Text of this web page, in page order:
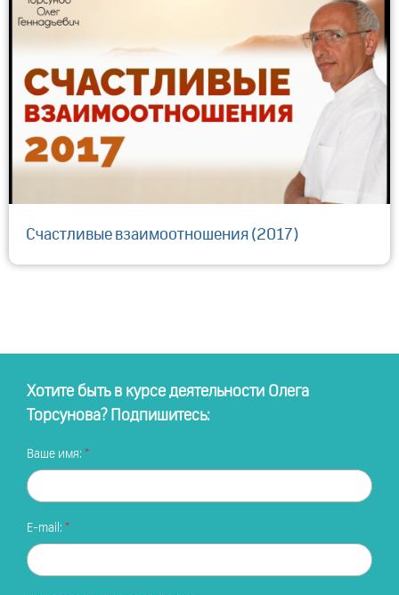
Счастливые взаимоотношения (2017)
Хотите быть в курсе деятельности Олега
Торсунова? Подпишитесь:
Ваше имя:
E-mail: